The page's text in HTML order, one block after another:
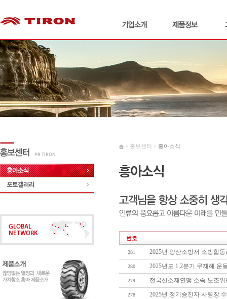
> 홍보센터 > 흥아소식
번호
281 2025년 양산소방서 소방합동
280 2025년도 1,2분기 무재해 운
279 전국신소재연맹 소속 노조
278 2025년 정기승진자 사령장